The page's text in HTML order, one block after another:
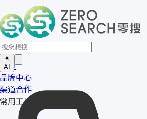
AI
首页
品牌中心
渠道合作
常用工具